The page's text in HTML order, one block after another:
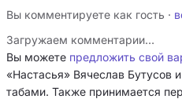
Вы комментируете как гость ·
Загружаем комментарии…
Вы можете предложить свой
«Настасья» Вячеслав Бутусов
табами. Также принимается